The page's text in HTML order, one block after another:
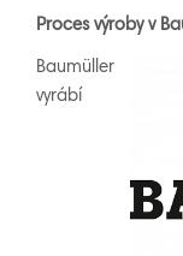
Proces výroby v
Baumüller
vyrábí